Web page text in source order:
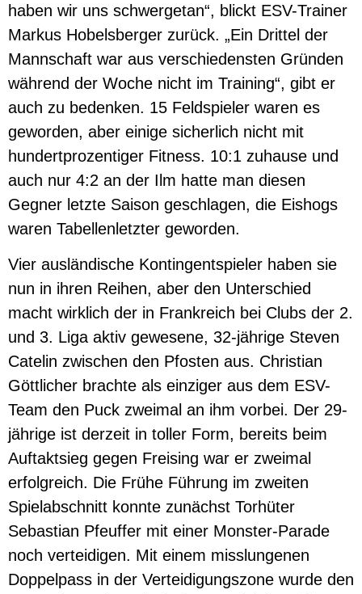
haben wir uns schwergetan“, blickt ESV-Trainer
Markus Hobelsberger zurück. „Ein Drittel der
Mannschaft war aus verschiedensten Gründen
während der Woche nicht im Training“, gibt er
auch zu bedenken. 15 Feldspieler waren es
geworden, aber einige sicherlich nicht mit
hundertprozentiger Fitness. 10:1 zuhause und
auch nur 4:2 an der Ilm hatte man diesen
Gegner letzte Saison geschlagen, die Eishogs
waren Tabellenletzter geworden.
Vier ausländische Kontingentspieler haben sie
nun in ihren Reihen, aber den Unterschied
macht wirklich der in Frankreich bei Clubs der 2.
und 3. Liga aktiv gewesene, 32-jährige Steven
Catelin zwischen den Pfosten aus. Christian
Göttlicher brachte als einziger aus dem ESV-
Team den Puck zweimal an ihm vorbei. Der 29-
jährige ist derzeit in toller Form, bereits beim
Auftaktsieg gegen Freising war er zweimal
erfolgreich. Die Frühe Führung im zweiten
Spielabschnitt konnte zunächst Torhüter
Sebastian Pfeuffer mit einer Monster-Parade
noch verteidigen. Mit einem misslungenen
Doppelpass in der Verteidigungszone wurde den